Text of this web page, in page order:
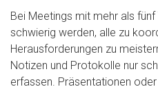
Bei Meetings mit mehr als fünf
schwierig werden, alle zu
Herausforderungen zu
Notizen und Protokolle nur
erfassen. Präsentationen